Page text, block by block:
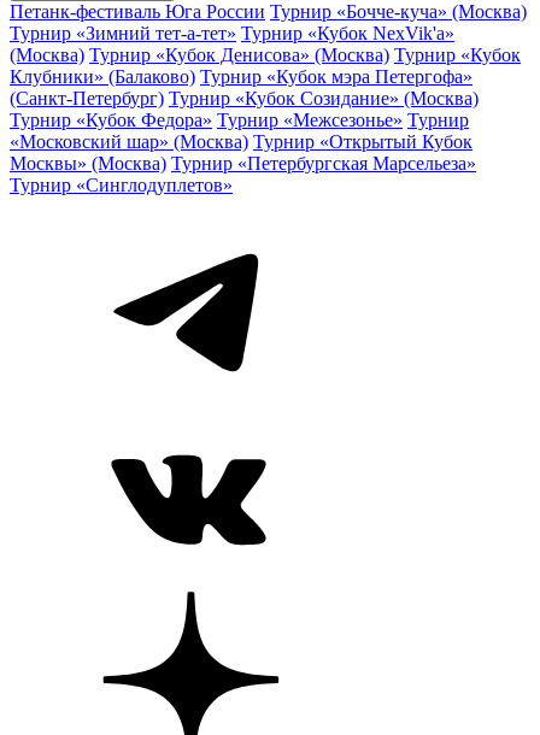
Петанк-фестиваль Юга России Турнир «Бочче-куча» (Москва)
Турнир «Зимний тет-а-тет» Турнир «Кубок NexVik'a»
(Москва) Турнир «Кубок Денисова» (Москва) Турнир «Кубок
Клубники» (Балаково) Турнир «Кубок мэра Петергофа»
(Санкт-Петербург) Турнир «Кубок Созидание» (Москва)
Турнир «Кубок Федора» Турнир «Межсезонье» Турнир
«Московский шар» (Москва) Турнир «Открытый Кубок
Москвы» (Москва) Турнир «Петербургская Марсельеза»
Турнир «Синглодуплетов»